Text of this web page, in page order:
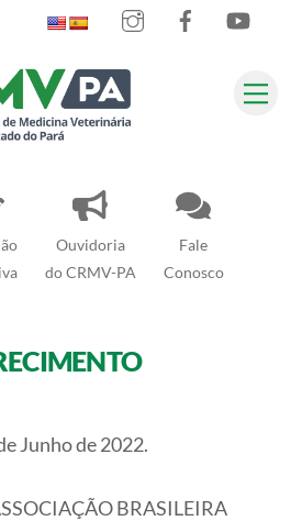
Ouvidoria
do CRMV-PA
Fale
Conosco
InstagramFacebook
Junho de 2022.
BRASILEIRA